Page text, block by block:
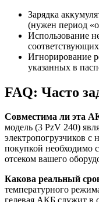
Зарядка
(нужен период
Использование
Игнорирование
указанных в
FAQ: Часто
Совместима ли эта
модель (3 PzV 240)
электропогрузчиков
покупкой необходимо
отсеком вашего
Какова реальный
температурного